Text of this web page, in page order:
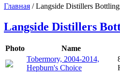
Главная / Langside Distillers
Langside Distillers
Photo Name
Tobermory, 2004-2014,
Hepburn's Choice